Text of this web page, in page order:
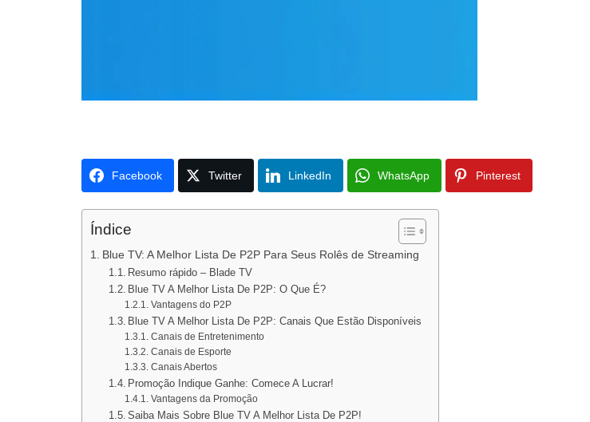
Facebook Twitter LinkedIn WhatsApp Pinterest
Índice
Blue TV: A Melhor Lista De P2P Para Seus Rolês de Streaming
Resumo rápido – Blade TV
Blue TV A Melhor Lista De P2P: O Que É?
Vantagens do P2P
Blue TV A Melhor Lista De P2P: Canais Que Estão Disponíveis
Canais de Entretenimento
Canais de Esporte
Canais Abertos
Promoção Indique Ganhe: Comece A Lucrar!
Vantagens da Promoção
Saiba Mais Sobre Blue TV A Melhor Lista De P2P!